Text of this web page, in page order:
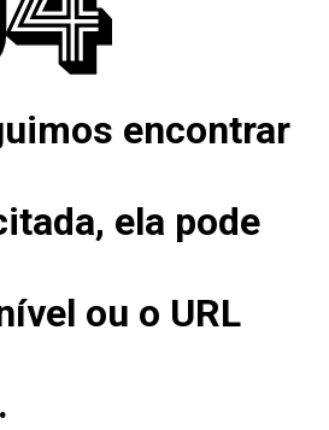
encontrar
ela pode
ou o URL